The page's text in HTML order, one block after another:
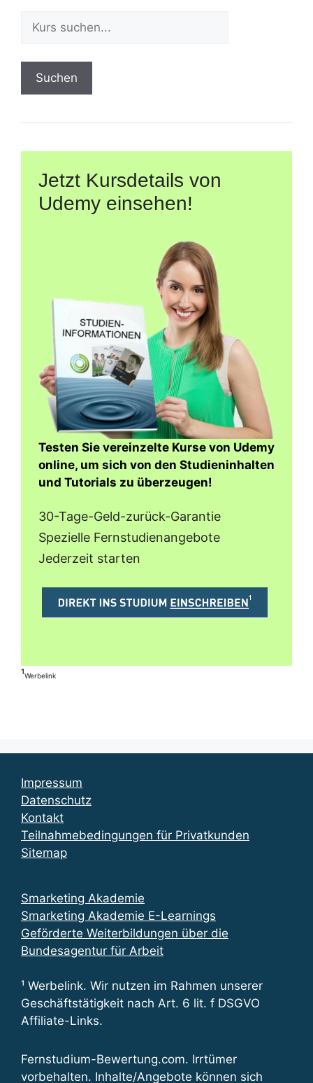
Suchen
Jetzt Kursdetails von
Udemy einsehen!
Testen Sie vereinzelte Kurse von Udemy
online, um sich von den Studieninhalten
und Tutorials zu überzeugen!
30-Tage-Geld-zurück-Garantie
Spezielle Fernstudienangebote
Jederzeit starten
¹Werbelink
Impressum
Datenschutz
Kontakt
Teilnahmebedingungen für Privatkunden
Sitemap
Smarketing Akademie
Smarketing Akademie E-Learnings
Geförderte Weiterbildungen über die
Bundesagentur für Arbeit
¹ Werbelink. Wir nutzen im Rahmen unserer
Geschäftstätigkeit nach Art. 6 lit. f DSGVO
Affiliate-Links.
Fernstudium-Bewertung.com. Irrtümer
vorbehalten. Inhalte/Angebote können sich